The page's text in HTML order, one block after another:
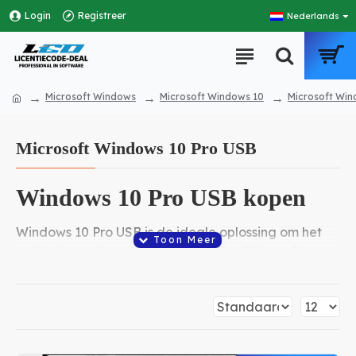
Login Registreer Nederlands
Microsoft Windows Microsoft Windows 10 Microsoft
Microsoft Windows 10 Pro USB
Windows 10 Pro USB kopen
Windows 10 Pro USB is de ideale oplossing om het
professionele besturingssysteem van Microsoft
Pro snel installeren op een computer of laptop